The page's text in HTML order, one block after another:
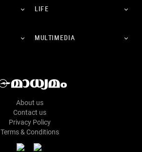
LIFE
MULTIMEDIA
About us
Contact us
Privacy Policy
Terms & Conditions